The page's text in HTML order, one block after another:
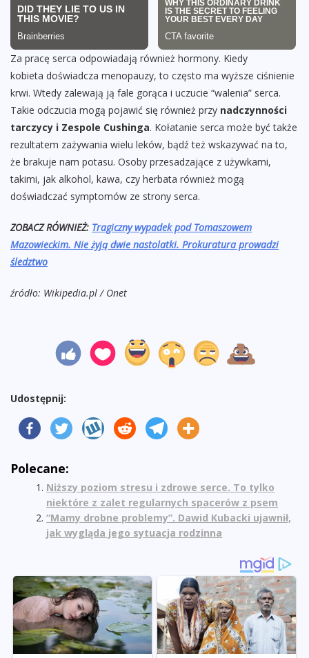
Za pracę serca odpowiadają również hormony. Kiedy
kobieta doświadcza menopauzy, to często ma wyższe ciśnienie
krwi. Wtedy zalewają ją fale gorąca i uczucie “walenia” serca.
Takie odczucia mogą pojawić się również przy nadczynności
tarczycy i Zespole Cushinga. Kołatanie serca może być także
rezultatem zażywania wielu leków, bądź też wskazywać na to,
że brakuje nam potasu. Osoby przesadzające z używkami,
takimi, jak alkohol, kawa, czy herbata również mogą
doświadczać symptomów ze strony serca.
ZOBACZ RÓWNIEŻ: Tragiczny wypadek pod Tomaszowem
Mazowieckim. Nie żyją dwie nastolatki. Prokuratura prowadzi
śledztwo
źródło: Wikipedia.pl / Onet
Udostępnij:
Polecane:
Niższy poziom stresu i zdrowe serce. To tylko
niektóre z zalet regularnych spacerów z psem
“Mamy drobne problemy”. Dawid Kubacki ujawnił,
jak wygląda jego sytuacja rodzinna